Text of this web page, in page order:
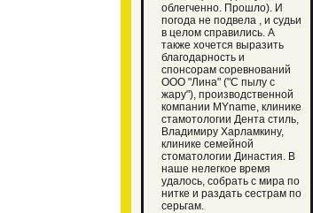
облегченно. Прошло). И
погода не подвела , и судьи
в целом справились. А
также хочется выразить
благодарность и
спонсорам соревнований
ООО "Лина" ("С пылу с
жару"), производственной
компании MYname, клинике
стамотологии Дента стиль,
Владимиру Харламкину,
клинике семейной
стоматологии Династия. В
наше нелегкое время
удалось, собрать с мира по
нитке и раздать сестрам по
серьгам.